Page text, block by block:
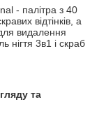
- палітра з 40
відтінків, а
видалення
нігтя 3в1 і скраб
та